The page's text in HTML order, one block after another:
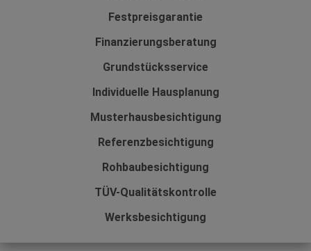
Festpreisgarantie
Finanzierungsberatung
Grundstücksservice
Individuelle Hausplanung
Musterhausbesichtigung
Referenzbesichtigung
Rohbaubesichtigung
TÜV-Qualitätskontrolle
Werksbesichtigung